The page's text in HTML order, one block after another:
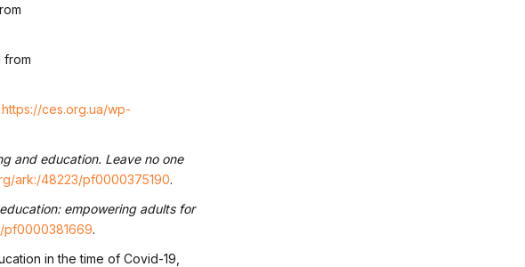
from
https://ces.org.ua/wp-
and education. Leave no one
ark:/48223/pf0000375190.
empowering adults for
pf0000381669.
in the time of Covid-19,